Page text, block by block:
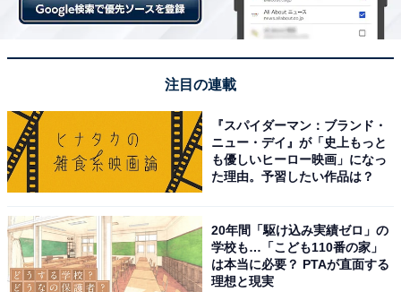
注目の連載
『スパイダーマン：ブランド・
ニュー・デイ』が「史上もっと
も優しいヒーロー映画」になっ
た理由。予習したい作品は？
20年間「駆け込み実績ゼロ」の
学校も…「こども110番の家」
は本当に必要？ PTAが直面する
理想と現実